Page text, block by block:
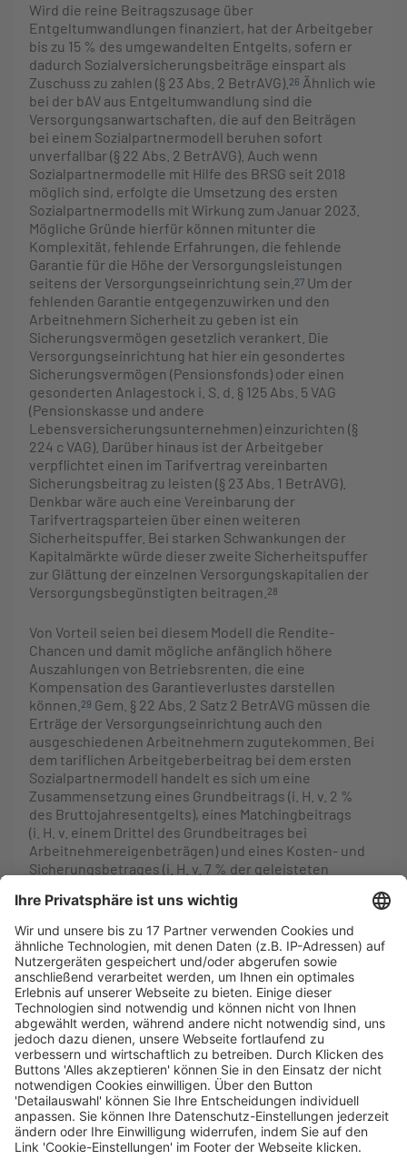
Wird die reine Beitragszusage über
Entgeltumwandlungen finanziert, hat der Arbeitgeber
bis zu 15 % des umgewandelten Entgelts, sofern er
dadurch Sozialversicherungsbeiträge einspart als
Zuschuss zu zahlen (§ 23 Abs. 2 BetrAVG). 26 Ähnlich wie
bei der bAV aus Entgeltumwandlung sind die
Versorgungsanwartschaften, die auf den Beiträgen
bei einem Sozialpartnermodell beruhen sofort
unverfallbar (§ 22 Abs. 2 BetrAVG). Auch wenn
Sozialpartnermodelle mit Hilfe des BRSG seit 2018
möglich sind, erfolgte die Umsetzung des ersten
Sozialpartnermodells mit Wirkung zum Januar 2023.
Mögliche Gründe hierfür können mitunter die
Komplexität, fehlende Erfahrungen, die fehlende
Garantie für die Höhe der Versorgungsleistungen
seitens der Versorgungseinrichtung sein. 27 Um der
fehlenden Garantie entgegenzuwirken und den
Arbeitnehmern Sicherheit zu geben ist ein
Sicherungsvermögen gesetzlich verankert. Die
Versorgungseinrichtung hat hier ein gesondertes
Sicherungsvermögen (Pensionsfonds) oder einen
gesonderten Anlagestock i. S. d. § 125 Abs. 5 VAG
(Pensionskasse und andere
Lebensversicherungsunternehmen) einzurichten (§
224 c VAG). Darüber hinaus ist der Arbeitgeber
verpflichtet einen im Tarifvertrag vereinbarten
Sicherungsbeitrag zu leisten (§ 23 Abs. 1 BetrAVG).
Denkbar wäre auch eine Vereinbarung der
Tarifvertragsparteien über einen weiteren
Sicherheitspuffer. Bei starken Schwankungen der
Kapitalmärkte würde dieser zweite Sicherheitspuffer
zur Glättung der einzelnen Versorgungskapitalien der
Versorgungsbegünstigten beitragen. 28
Von Vorteil seien bei diesem Modell die Rendite-
Chancen und damit mögliche anfänglich höhere
Auszahlungen von Betriebsrenten, die eine
Kompensation des Garantieverlustes darstellen
können. 29 Gem. § 22 Abs. 2 Satz 2 BetrAVG müssen die
Erträge der Versorgungseinrichtung auch den
ausgeschiedenen Arbeitnehmern zugutekommen. Bei
dem tariflichen Arbeitgeberbeitrag bei dem ersten
Sozialpartnermodell handelt es sich um eine
Zusammensetzung eines Grundbeitrags (i. H. v. 2 %
des Bruttojahresentgelts), eines Matchingbeitrags
(i. H. v. einem Drittel des Grundbeitrages bei
Arbeitnehmereigenbeträgen) und eines Kosten- und
Sicherungsbetrages (i. H. v. 7 % der geleisteten
die Option der Entgeltumwandlung inkl. des
Arbeitgeberzuschusses hierauf. Folglich ist es möglich
bei der bAV mittels eines Sozialpartnermodells von
dem Arbeitgeberzuschuss der Entgeltumwandlung
und den Beiträgen an die Versorgungseinrichtung zu
profitieren. Wird die Öffnung des
Sozialpartnermodells so wie sie in dem
Gesetzesentwurf vorgeschlagen wird umgesetzt,
könnte dies für viele (insb. auch kleinere) Arbeitgeber
auf Grund der fehlenden Leistungsgarantie
interessant sein. Aber auch auf Seiten des
Arbeitnehmers kann es hier zu größeren
Renditechancen kommen, als wenn er sein Recht auf
bAV in Anspruch nimmt und den
Mindestarbeitgeberzuschuss bekommt.